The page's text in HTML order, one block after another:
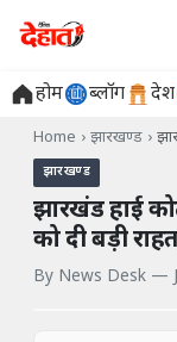
होम ब्लॉग देश
Home › झारखण्ड ›
झारखण्ड
झारखंड हाई
को दी बड़ी
By News Desk —